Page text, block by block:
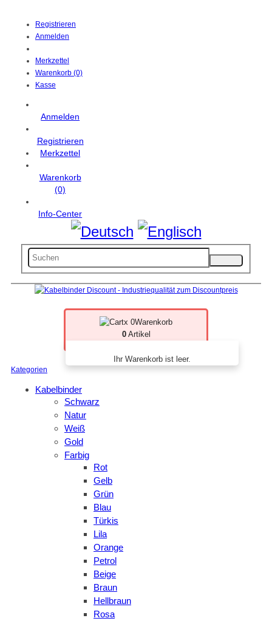
Registrieren
Anmelden
Merkzettel
Warenkorb (0)
Kasse
Anmelden
Registrieren
Merkzettel
Warenkorb
(0)
Info-Center
x 0Warenkorb
0Artikel
Ihr Warenkorb ist leer.
Kategorien
Kabelbinder
Schwarz
Natur
Weiß
Gold
Farbig
Rot
Gelb
Grün
Blau
Türkis
Lila
Orange
Petrol
Beige
Braun
Hellbraun
Rosa